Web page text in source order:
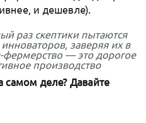
и дешевле).
раз скептики пытаются
заверяя их в
фермерство — это дорогое
производство
самом деле? Давайте